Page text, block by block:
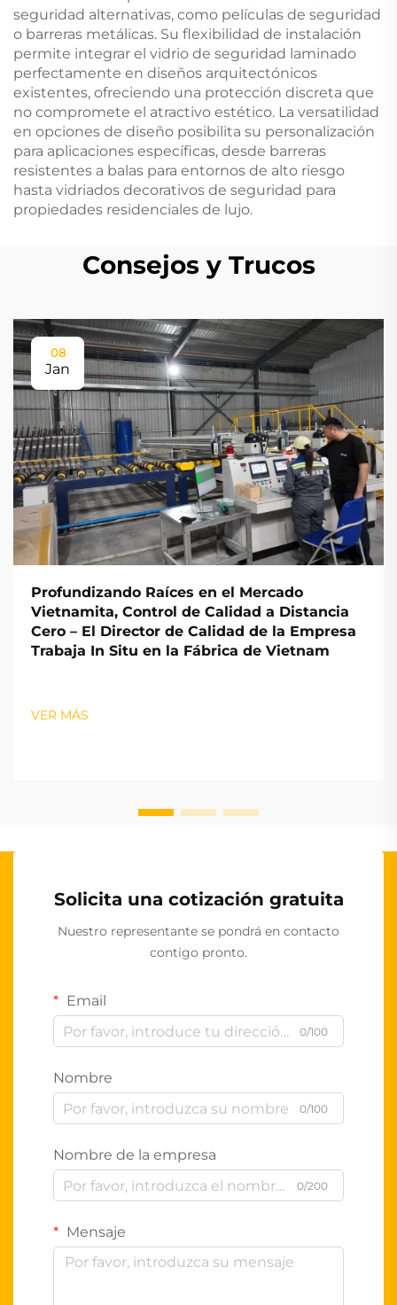
seguridad alternativas, como películas de seguridad
o barreras metálicas. Su flexibilidad de instalación
permite integrar el vidrio de seguridad laminado
perfectamente en diseños arquitectónicos
existentes, ofreciendo una protección discreta que
no compromete el atractivo estético. La versatilidad
en opciones de diseño posibilita su personalización
para aplicaciones específicas, desde barreras
resistentes a balas para entornos de alto riesgo
hasta vidriados decorativos de seguridad para
propiedades residenciales de lujo.
Consejos y Trucos
08
Jan
Profundizando Raíces en el Mercado
Vietnamita, Control de Calidad a Distancia
Cero – El Director de Calidad de la Empresa
Trabaja In Situ en la Fábrica de Vietnam
VER MÁS
Solicita una cotización gratuita
Nuestro representante se pondrá en contacto
contigo pronto.
Email
0/100
Nombre
0/100
Nombre de la empresa
0/200
Mensaje